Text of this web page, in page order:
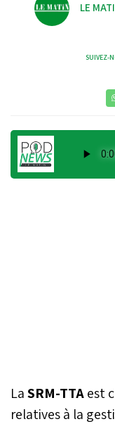
LE
SUIVEZ-
LaSRM-TTAest
relatives à la